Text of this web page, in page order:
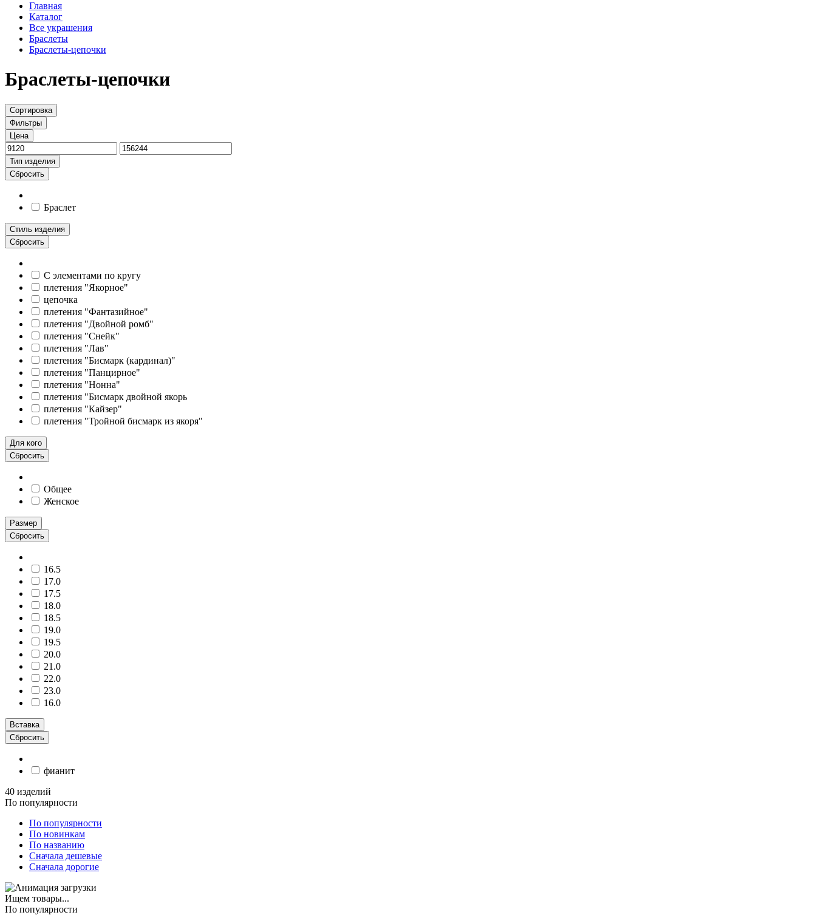
Главная
Каталог
Все украшения
Браслеты
Браслеты-цепочки
Браслеты-цепочки
Сортировка
Фильтры
Цена
Тип изделия
Сбросить
Браслет
Стиль изделия
Сбросить
С элементами по кругу
плетения "Якорное"
цепочка
плетения "Фантазийное"
плетения "Двойной ромб"
плетения "Снейк"
плетения "Лав"
плетения "Бисмарк (кардинал)"
плетения "Панцирное"
плетения "Нонна"
плетения "Бисмарк двойной якорь
плетения "Кайзер"
плетения "Тройной бисмарк из якоря"
Для кого
Сбросить
Общее
Женское
Размер
Сбросить
16.5
17.0
17.5
18.0
18.5
19.0
19.5
20.0
21.0
22.0
23.0
16.0
Вставка
Сбросить
фианит
40 изделий
По популярности
По популярности
По новинкам
По названию
Сначала дешевые
Сначала дорогие
Ищем товары...
По популярности